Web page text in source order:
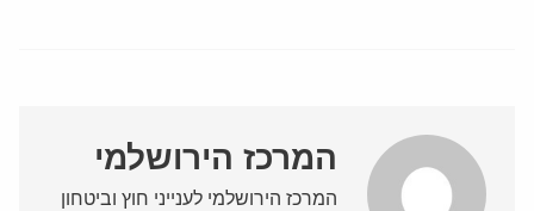
המרכז הירושלמי
המרכז הירושלמי לענייני חוץ וביטחון